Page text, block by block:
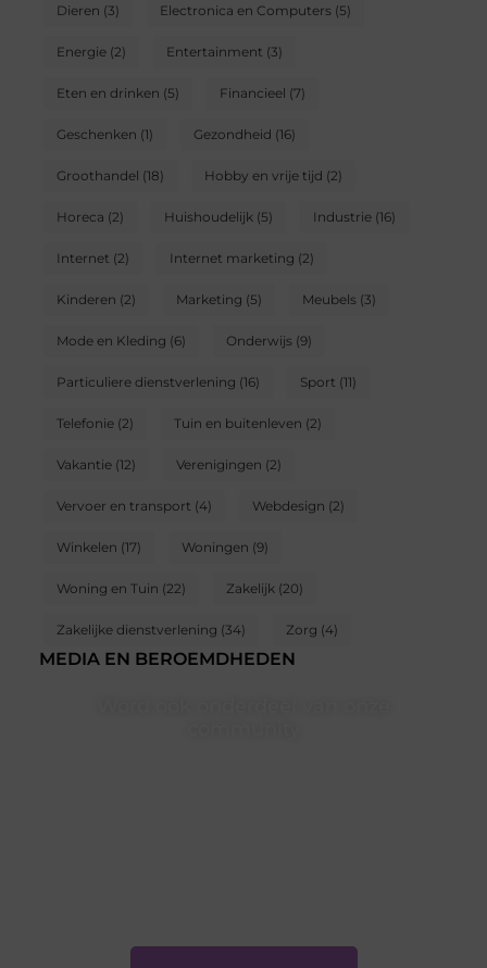
Dieren (3) Electronica en Computers(5)
Energie(2) Entertainment (3)
Eten en drinken (5) Financieel (7)
Geschenken (1) Gezondheid (16)
Groothandel (18) Hobby en vrije tijd (2)
Horeca (2) Huishoudelijk (5) Industrie(16)
Internet (2) Internet marketing (2)
Kinderen (2) Marketing (5) Meubels(3)
Mode en Kleding (6) Onderwijs(9)
Particuliere dienstverlening (16) Sport (11)
Telefonie(2) Tuin en buitenleven (2)
Vakantie(12) Verenigingen (2)
Vervoer en transport (4) Webdesign (2)
Winkelen (17) Woningen (9)
Woning en Tuin (22) Zakelijk (20)
Zakelijke dienstverlening (34) Zorg (4)
MEDIA EN BEROEMDHEDEN